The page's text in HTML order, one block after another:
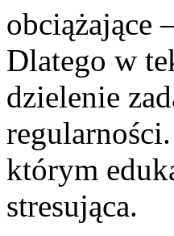
obciążające
Dlatego w
dzielenie
którym
stresująca.